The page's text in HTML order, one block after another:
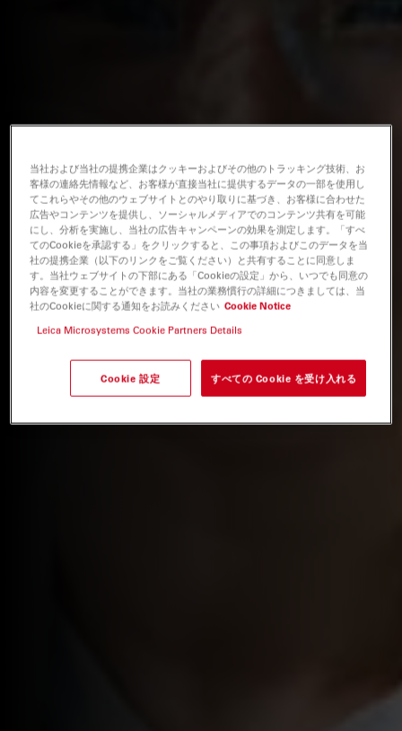
当社および当社の提携企業はクッキーおよびその他のトラッキング技術、お
客様の連絡先情報など、お客様が直接当社に提供するデータの一部を使用し
てこれらやその他のウェブサイトとのやり取りに基づき、お客様に合わせた
広告やコンテンツを提供し、ソーシャルメディアでのコンテンツ共有を可能
にし、分析を実施し、当社の広告キャンペーンの効果を測定します。「すべ
てのCookieを承認する」をクリックすると、この事項およびこのデータを当
社の提携企業（以下のリンクをご覧ください）と共有することに同意しま
す。当社ウェブサイトの下部にある「Cookieの設定」から、いつでも同意の
内容を変更することができます。当社の業務慣行の詳細につきましては、当
社のCookieに関する通知をお読みください Cookie Notice
Leica Microsystems Cookie Partners Details
Cookie 設定 すべての Cookie を受け入れる